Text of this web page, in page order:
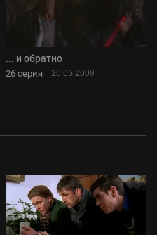
... и обратно
26 серия 20.05.2009